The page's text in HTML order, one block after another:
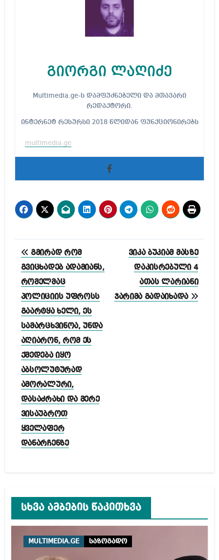
გიორგი ლაღიძე
Multimedia.ge-ს დამფუძნებელი და მთავარი
რედაქტორი.
ინტერნეტ რესურსი 2018 წლიდან ფუნქციონირებს
multimedia.ge
პოსტის
ნავიგაცია
გმირად რომ
გვიცხადებ ადამიანს,
რომელმაც
პოლიციის უფროსს
გაარტყა ხელი, ეს
სამარცხვინოა, უნდა
აღიარონ, რომ ეს
ქმედება იყო
აბსოლუტურად
ამორალური,
დასაძრახი და მერე
ვისაუბროთ
ყველაფერ
დანარჩენზე
ვიკა ბუკიამ მასზე
დაკისრებული 4
ათას ლარიანი
ჯარიმა გადაიხადა
სხვა ამბების წაკითხვა
MULTIMEDIA.GE საზოგადო